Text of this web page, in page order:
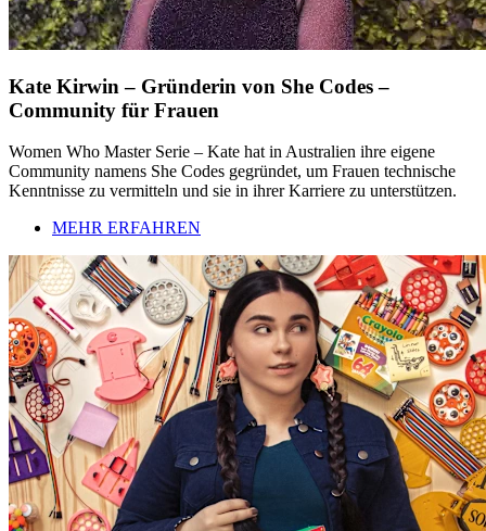
Kate Kirwin – Gründerin von She Codes –
Community für Frauen
Women Who Master Serie – Kate hat in Australien ihre eigene
Community namens She Codes gegründet, um Frauen technische
Kenntnisse zu vermitteln und sie in ihrer Karriere zu unterstützen.
MEHR ERFAHREN